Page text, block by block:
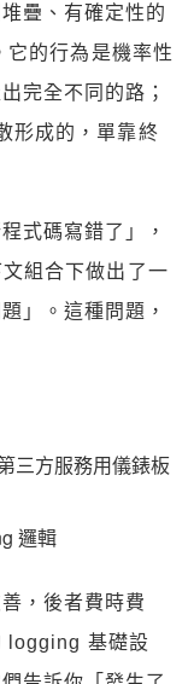
疊、有確定性的
的行為是機率性
完全不同的路；
形成的，單靠終
式碼寫錯了」，
組合下做出了一
」。這種問題，
三方服務用儀錶板
邏輯
，後者費時費
logging 基礎設